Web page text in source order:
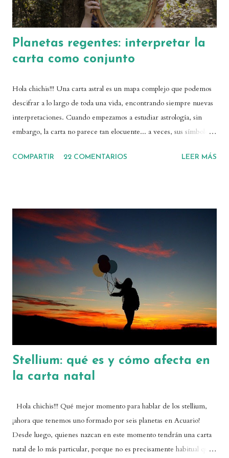
Planetas regentes: interpretar la
carta como conjunto
Hola chichis!!! Una carta astral es un mapa complejo que podemos
descifrar a lo largo de toda una vida, encontrando siempre nuevas
interpretaciones. Cuando empezamos a estudiar astrología, sin
embargo, la carta no parece tan elocuente... a veces, sus símbolos
haber interpretado el significado de los planetas en los signos y en
planetas regentes os permitirá leer los guiños energéticos que se
hacen unos planetas a otros, y comprender mejor vuestras casas
vacías: acabaréis haciendo una lectura mucho más integral de la
carta. Cuáles son los planetas regentes de cada signo y casa Un
planeta regente es el planeta más afín a la energía de un signo o de
una casa. Se dice que es regente porque gobierna sobre los asuntos
relacion...
COMPARTIR 22 COMENTARIOS LEER MÁS
Stellium: qué es y cómo afecta en
la carta natal
Hola chichis!!! Qué mejor momento para hablar de los stellium,
¡ahora que tenemos uno formado por seis planetas en Acuario!
Desde luego, quienes nazcan en este momento tendrán una carta
natal de lo más particular, porque no es precisamente habitual que